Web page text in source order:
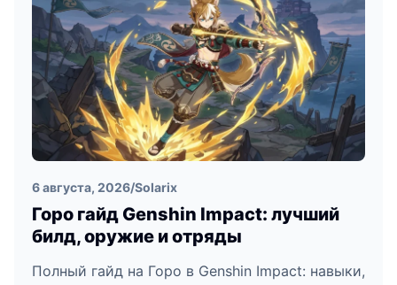
6 августа, 2026/Solarix
Горо гайд Genshin Impact: лучший
билд, оружие и отряды
Полный гайд на Горо в Genshin Impact: навыки,